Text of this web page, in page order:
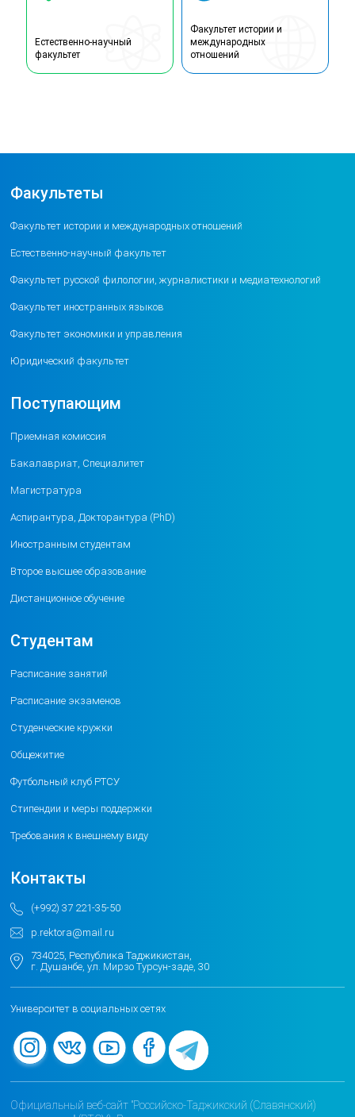
Естественно-научный
факультет
Факультет истории и
международных
отношений
Факультеты
Факультет истории и международных отношений
Естественно-научный факультет
Факультет русской филологии, журналистики и медиатехнологий
Факультет иностранных языков
Факультет экономики и управления
Юридический факультет
Поступающим
Приемная комиссия
Бакалавриат, Специалитет
Магистратура
Аспирантура, Докторантура (PhD)
Иностранным студентам
Второе высшее образование
Дистанционное обучение
Студентам
Расписание занятий
Расписание экзаменов
Студенческие кружки
Общежитие
Футбольный клуб РТСУ
Стипендии и меры поддержки
Требования к внешнему виду
Контакты
(+992) 37 221-35-50
p.rektora@mail.ru
734025, Республика Таджикистан,
г. Душанбе, ул. Мирзо Турсун-заде, 30
Университет в социальных сетях
Официальный веб-сайт "Российско-Таджикский (Славянский)